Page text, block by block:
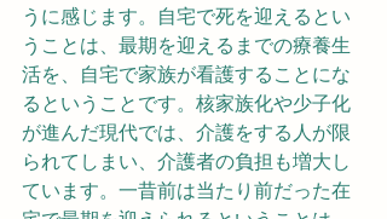
うに感じます。自宅で死を迎えるとい
うことは、最期を迎えるまでの療養生
活を、自宅で家族が看護することにな
るということです。核家族化や少子化
が進んだ現代では、介護をする人が限
られてしまい、介護者の負担も増大し
ています。一昔前は当たり前だった在